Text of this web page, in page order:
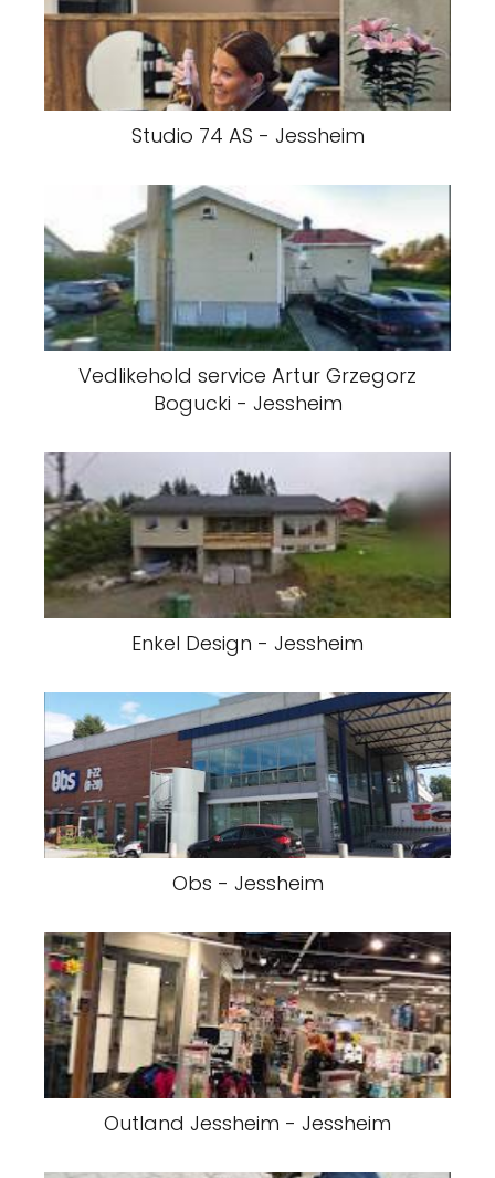
Studio 74 AS - Jessheim
Vedlikehold service Artur Grzegorz
Bogucki - Jessheim
Enkel Design - Jessheim
Obs - Jessheim
Outland Jessheim - Jessheim